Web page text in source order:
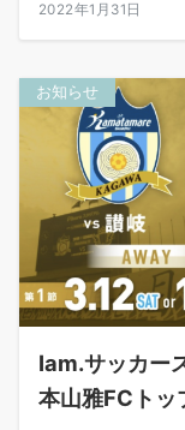
2022年1月31日
お知らせ
Iam.サッカー
本山雅FCトッ